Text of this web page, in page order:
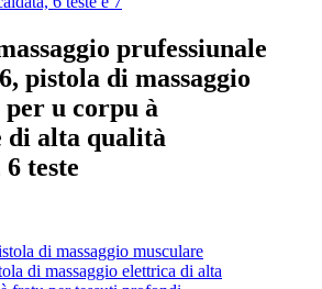
prufessiunale
pistola di massaggio
u corpu à
di alta qualità
teste